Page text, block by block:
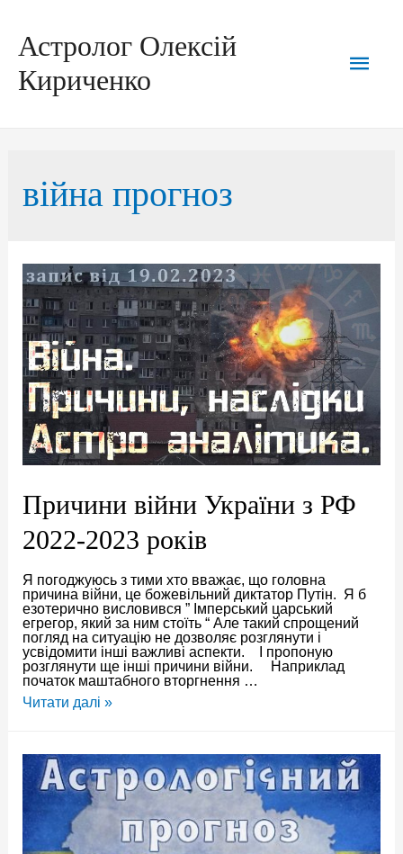
вмістуАстролог Олексій
Кириченко
війна прогноз
Причини війни України з РФ
2022-2023 років
Я погоджуюсь з тими хто вважає, що головна
причина війни, це божевільний диктатор Путін. Я б
езотерично висловився ” Імперський царський
егрегор, який за ним стоїть “ Але такий спрощений
погляд на ситуацію не дозволяє розглянути і
усвідомити інші важливі аспекти. І пропоную
розглянути ще інші причини війни. Наприклад
початок маштабного вторгнення …
Причини
РФ
2022-
2023
років
Читати далі »